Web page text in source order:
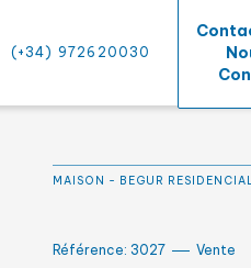
(+34) 972620030
MAISON - BEGUR
Référence: 3027 Vente